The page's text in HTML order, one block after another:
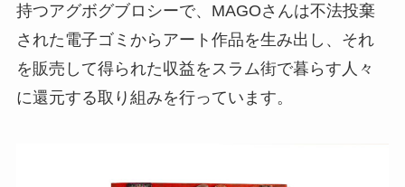
持つアグボグブロシーで、MAGOさんは不法投棄
された電子ゴミからアート作品を生み出し、それ
を販売して得られた収益をスラム街で暮らす人々
に還元する取り組みを行っています。